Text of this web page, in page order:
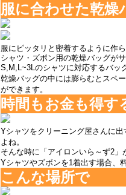
服に合わせた乾燥
服にピッタリと密着するように作
シャツ・ズボン用の乾燥バッグが
S,M,L~3Lのシャツに対応するバッ
乾燥バッグの中には膨らむとスペ
ができます。
時間もお金も得す
Yシャツをクリーニング屋さんに
よね。
そんな時に「アイロンいら～ず2
Yシャツやズボンを1着出す場合、
こんな場所で